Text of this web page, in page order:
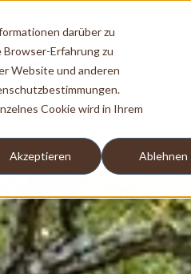
darüber zu
Erfahrung zu
Website und anderen
Cookie wird in Ihrem
Akzeptieren Ablehnen